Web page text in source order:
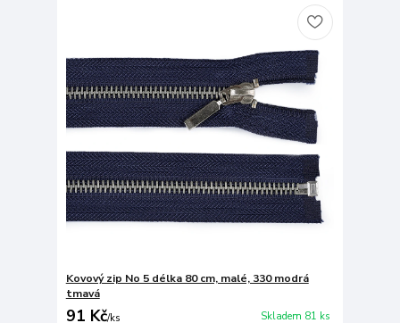
Kovový zip No 5 délka 80 cm, malé, 330 modrá
tmavá
91 Kč/ks Skladem 81 ks